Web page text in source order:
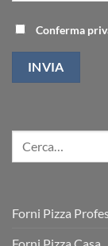
Conferma
Forni Pizza